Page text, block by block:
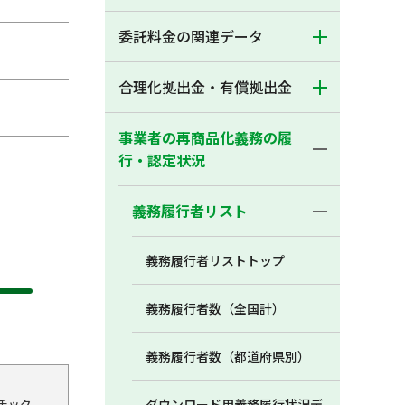
委託料金の関連データ
合理化拠出金・有償拠出金
事業者の再商品化義務の履
行・認定状況
義務履行者リスト
義務履行者リストトップ
義務履行者数（全国計）
義務履行者数（都道府県別）